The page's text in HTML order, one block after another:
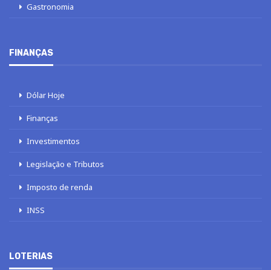
Gastronomia
FINANÇAS
Dólar Hoje
Finanças
Investimentos
Legislação e Tributos
Imposto de renda
INSS
LOTERIAS